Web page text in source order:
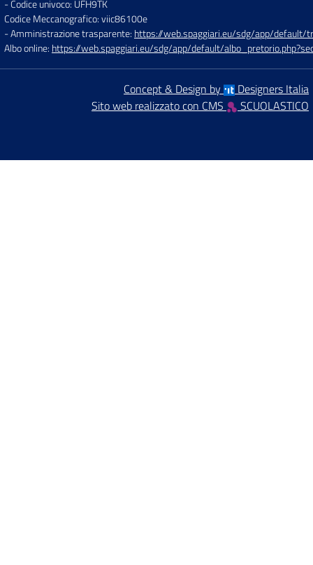
- Codice univoco: UFH9TK
Codice Meccanografico: viic86100e
- Amministrazione trasparente: https://web.spaggiari.eu/sdg/app/default/
Albo online: https://web.spaggiari.eu/sdg/app/default/
Concept & Design by
Designers Italia
Sito web realizzato con CMS
SCUOLASTICO